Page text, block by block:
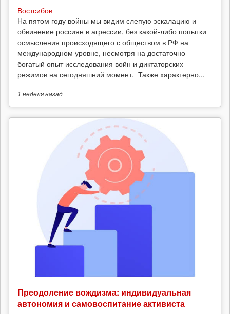
Востсибов
На пятом году войны мы видим слепую эскалацию и
обвинение россиян в агрессии, без какой-либо попытки
осмысления происходящего с обществом в РФ на
международном уровне, несмотря на достаточно
богатый опыт исследования войн и диктаторских
режимов на сегодняшний момент. Также характерно...
1 неделяназад
Преодоление вождизма: индивидуальная
автономия и самовоспитание активиста